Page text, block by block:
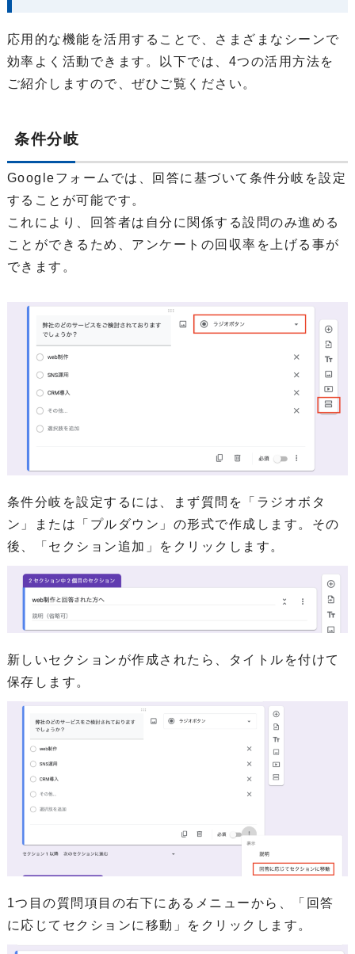
応用的な機能を活用することで、さまざまなシーンで
効率よく活動できます。以下では、4つの活用方法を
ご紹介しますので、ぜひご覧ください。
条件分岐
Googleフォームでは、回答に基づいて条件分岐を設定
することが可能です。
これにより、回答者は自分に関係する設問のみ進める
ことができるため、アンケートの回収率を上げる事が
できます。
条件分岐を設定するには、まず質問を「ラジオボタ
ン」または「プルダウン」の形式で作成します。その
後、「セクション追加」をクリックします。
新しいセクションが作成されたら、タイトルを付けて
保存します。
1つ目の質問項目の右下にあるメニューから、「回答
に応じてセクションに移動」をクリックします。